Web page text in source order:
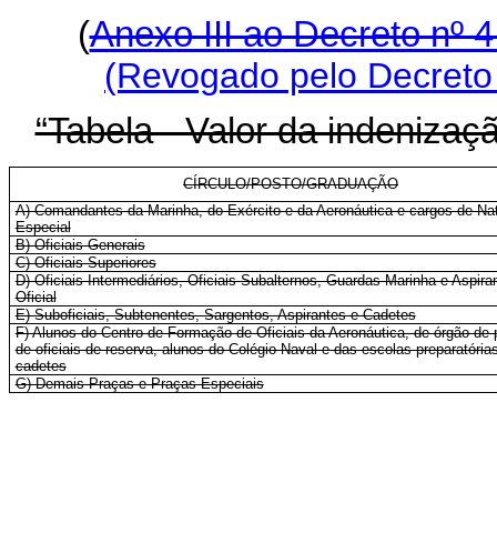
(Anexo III ao Decreto nº
(Revogado pelo
“Tabela - Valor da
CÍRCULO/POSTO/GRADUAÇÃO
A) Comandantes da Marinha, do Exército e da Aeronáutica e cargos de
Especial
B) Oficiais-Generais
C) Oficiais-Superiores
D) Oficiais-Intermediários, Oficiais Subalternos, Guardas-Marinha e
Oficial
E) Suboficiais, Subtenentes, Sargentos, Aspirantes e Cadetes
F) Alunos do Centro de Formação de Oficiais da Aeronáutica, de órgão de
de oficiais de reserva, alunos do Colégio Naval e das escolas
cadetes
G) Demais Praças e Praças Especiais